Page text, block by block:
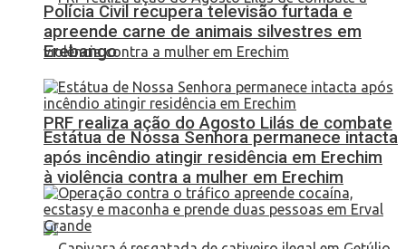
PRF realiza ação do Agosto Lilás de combate
à violência contra a mulher em Erechim
Polícia Civil recupera televisão furtada e
apreende carne de animais silvestres em
Erebango
Estátua de Nossa Senhora permanece intacta
após incêndio atingir residência em Erechim